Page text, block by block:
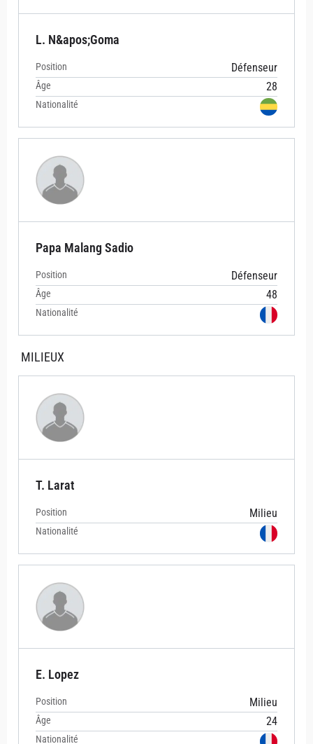
L. N&apos;Goma
Position Défenseur
Âge 28
Nationalité
Papa Malang Sadio
Position Défenseur
Âge 48
Nationalité
MILIEUX
T. Larat
Position Milieu
Nationalité
E. Lopez
Position Milieu
Âge 24
Nationalité